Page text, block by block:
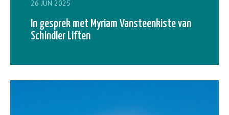
26 JUN 2025
In gesprek met Myriam Vansteenkiste van
Schindler Liften